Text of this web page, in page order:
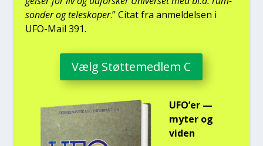
son­der og telesko­per.” Citat fra anmel­del­sen i
UFO-Mail 391.
Vælg Støt­te­med­lem C
UFO’er —
myter og
viden